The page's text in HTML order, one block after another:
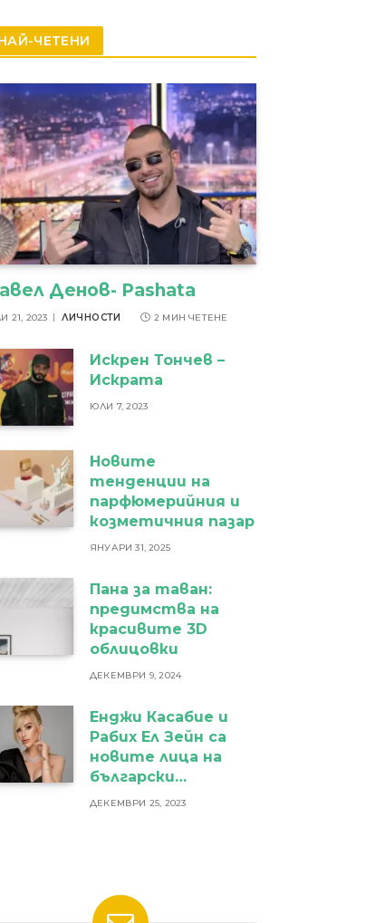
ЧЕТЕНИ
Денов- Pashata
21, 2023 ЛИЧНОСТИ 2 МИН ЧЕТЕНЕ
Искрен Тончев –
Искрата
ЮЛИ 7, 2023
Новите
тенденции на
парфюмерийния и
козметичния пазар
ЯНУАРИ 31, 2025
Пана за таван:
предимства на
красивите 3D
облицовки
ДЕКЕМВРИ 9, 2024
Енджи Касабие и
Рабих Ел Зейн са
новите лица на
български
бижутериен бранд
ДЕКЕМВРИ 25, 2023